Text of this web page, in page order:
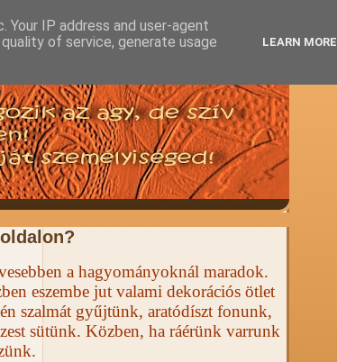
a hagyományoknál maradok.
eszembe jut valami dekorációs ötlet
szalmát gyűjtünk, aratódíszt fonunk,
sütünk. Közben, ha ráérünk varrunk
IP address and user-agent
of service, generate usage
LEARN MORE